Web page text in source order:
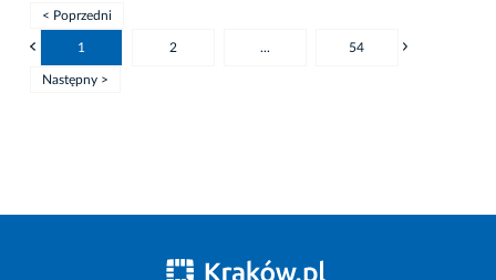
< Poprzedni
1 2 ... 54
Następny >